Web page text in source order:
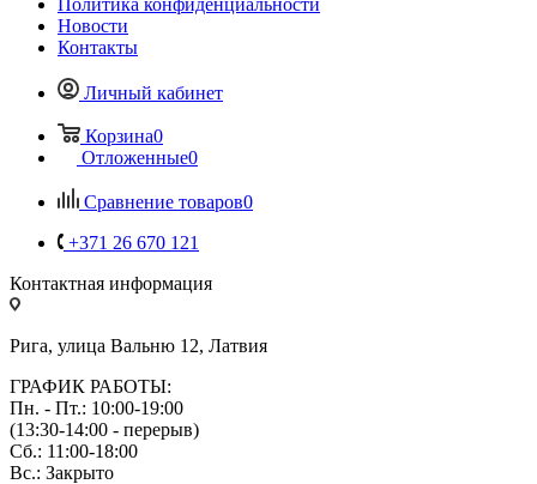
Политика конфиденциальности
Новости
Контакты
Личный кабинет
Корзина0
Отложенные0
Сравнение товаров0
+371 26 670 121
Контактная информация
Рига, улица Вальню 12, Латвия
ГРАФИК РАБОТЫ:
Пн. - Пт.: 10:00-19:00
(13:30-14:00 - перерыв)
Сб.: 11:00-18:00
Вс.: Закрыто